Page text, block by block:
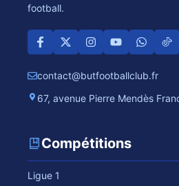
football.
contact@butfootballclub.fr
67, avenue Pierre Mendès
Compétitions
Ligue 1